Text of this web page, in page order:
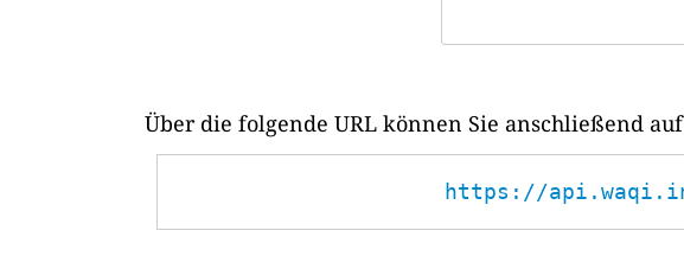
Über die folgende URL können Sie anschließend
https://api.waqi.info/